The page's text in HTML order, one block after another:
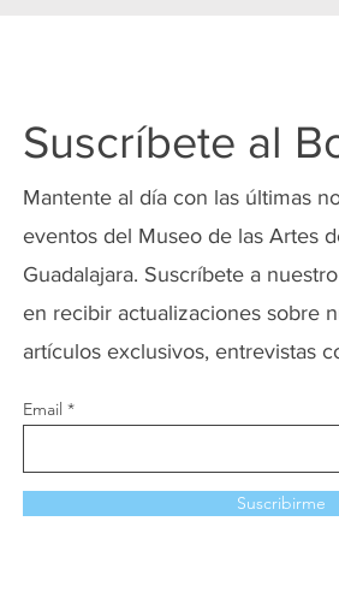
Suscríbete al
Mantente al día con las últimas
eventos del Museo de las Artes
Guadalajara. Suscríbete a
en recibir actualizaciones sobre
artículos exclusivos, entrevistas
Email
Suscribirme